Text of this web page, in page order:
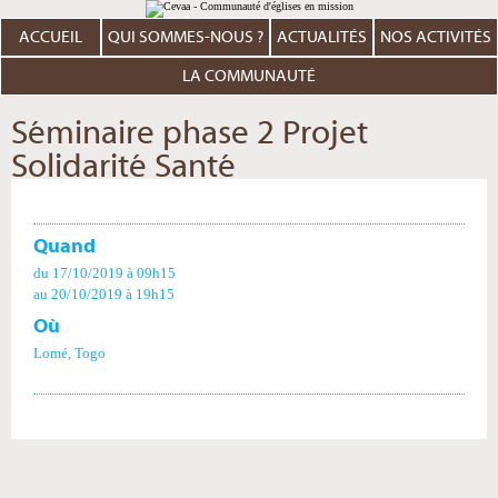
au
contenu.
Aller
personnels
ACCUEIL QUI SOMMES-NOUS ? ACTUALITÉS NOS ACTIVITÉS
LA COMMUNAUTÉ
Séminaire phase 2 Projet
Solidarité Santé
Quand
du 17/10/2019 à 09h15
au 20/10/2019 à 19h15
Où
Lomé, Togo